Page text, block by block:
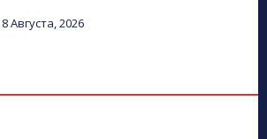
8 Августа, 2026